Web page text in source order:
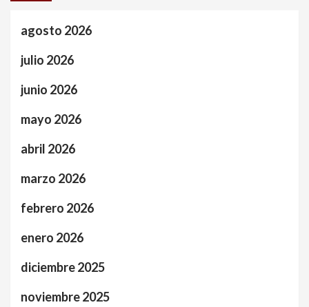
agosto 2026
julio 2026
junio 2026
mayo 2026
abril 2026
marzo 2026
febrero 2026
enero 2026
diciembre 2025
noviembre 2025